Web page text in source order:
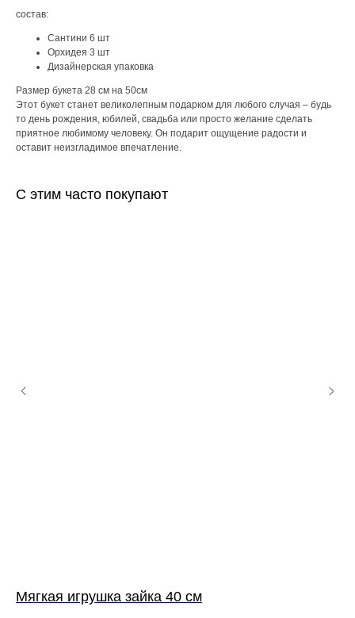
состав:
Сантини 6 шт
Орхидея 3 шт
Дизайнерская упаковка
Размер букета 28 см на 50см
Этот букет станет великолепным подарком для любого случая – будь
то день рождения, юбилей, свадьба или просто желание сделать
приятное любимому человеку. Он подарит ощущение радости и
оставит неизгладимое впечатление.
С этим часто покупают
Мягкая игрушка зайка 40 см